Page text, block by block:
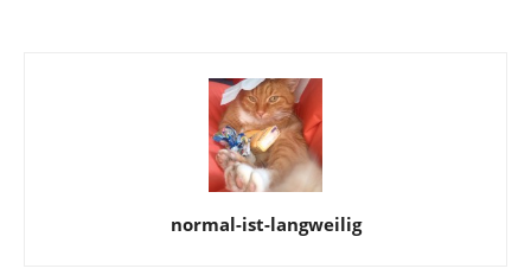
normal-ist-langweilig